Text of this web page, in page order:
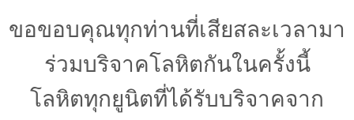
ขอขอบคุณทุกท่านที่เสียสละเวลามา
ร่วมบริจาคโลหิตกันในครั้งนี้
โลหิตทุกยูนิตที่ได้รับบริจาคจาก